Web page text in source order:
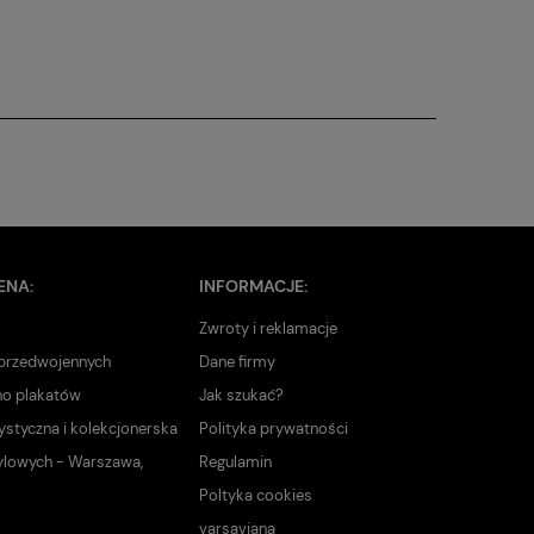
plakatów
i kolekcjonerska
- Warszawa,
INFORMACJE:
Zwroty i reklamacje
Dane firmy
Jak szukać?
Polityka prywatności
Regulamin
Poltyka cookies
varsaviana